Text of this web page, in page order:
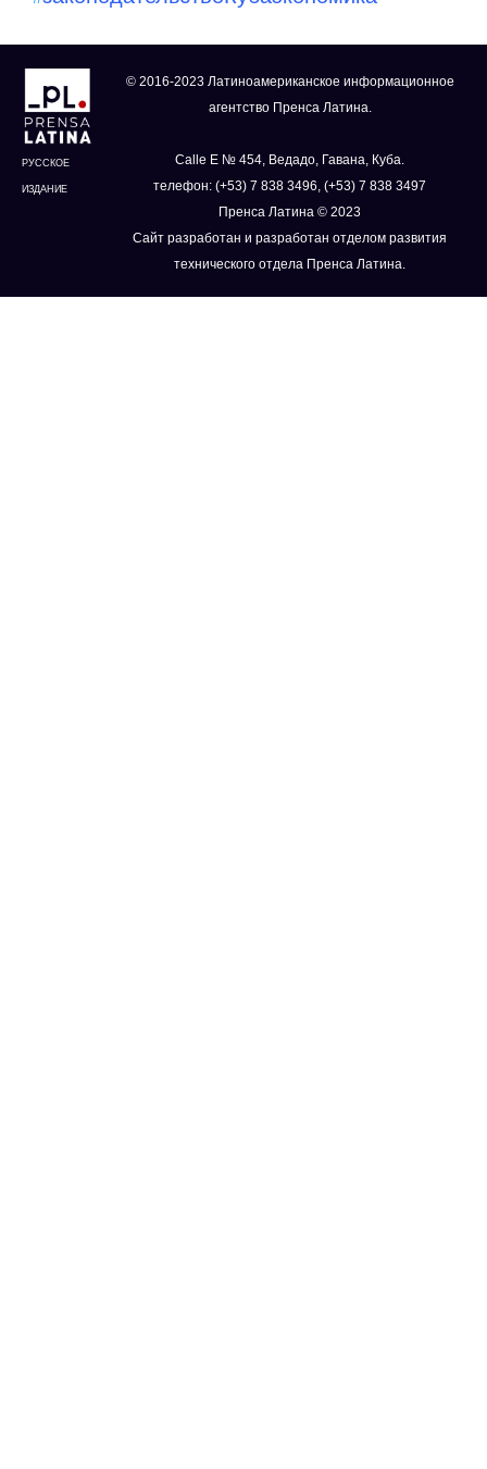
РУССКОЕ
ИЗДАНИЕ
© 2016-2023 Латиноамериканское информационное
агентство Пренса Латина.
Calle E № 454, Ведадо, Гавана, Куба.
телефон: (+53) 7 838 3496, (+53) 7 838 3497
Пренса Латина © 2023
Сайт разработан и разработан отделом развития
технического отдела Пренса Латина.